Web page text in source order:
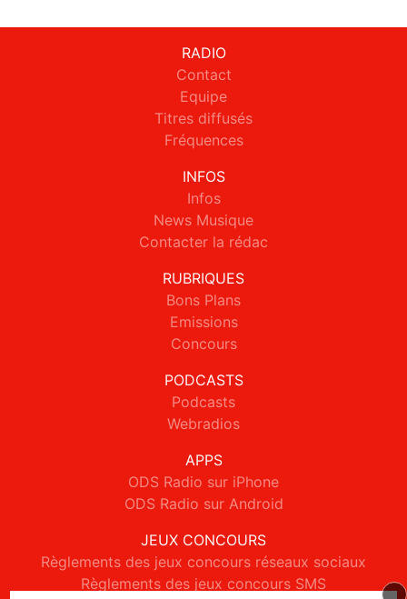
RADIO
Contact
Equipe
Titres diffusés
Fréquences
INFOS
Infos
News Musique
Contacter la rédac
RUBRIQUES
Bons Plans
Emissions
Concours
PODCASTS
Podcasts
Webradios
APPS
ODS Radio sur iPhone
ODS Radio sur Android
JEUX CONCOURS
Règlements des jeux concours réseaux sociaux
Règlements des jeux concours SMS